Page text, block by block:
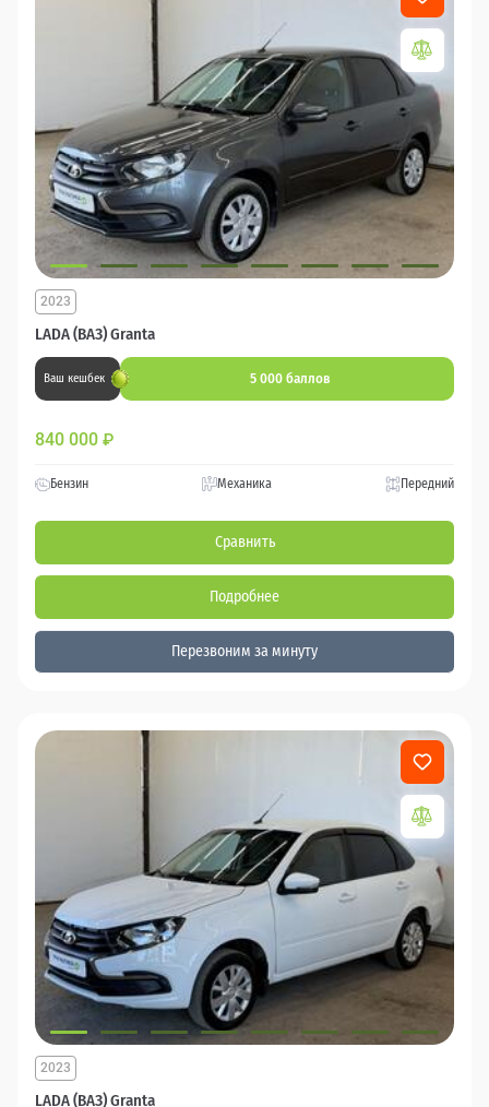
LADA (ВАЗ) Granta
2023
Ваш кешбек 5 000 баллов
840 000 ₽
Бензин Механика Передний
Сравнить
Подробнее
Перезвоним за минуту
LADA (ВАЗ) Granta
2023